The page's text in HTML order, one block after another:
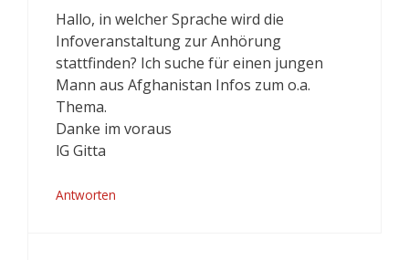
Hallo, in welcher Sprache wird die
Infoveranstaltung zur Anhörung
stattfinden? Ich suche für einen jungen
Mann aus Afghanistan Infos zum o.a.
Thema.
Danke im voraus
lG Gitta
Antworten